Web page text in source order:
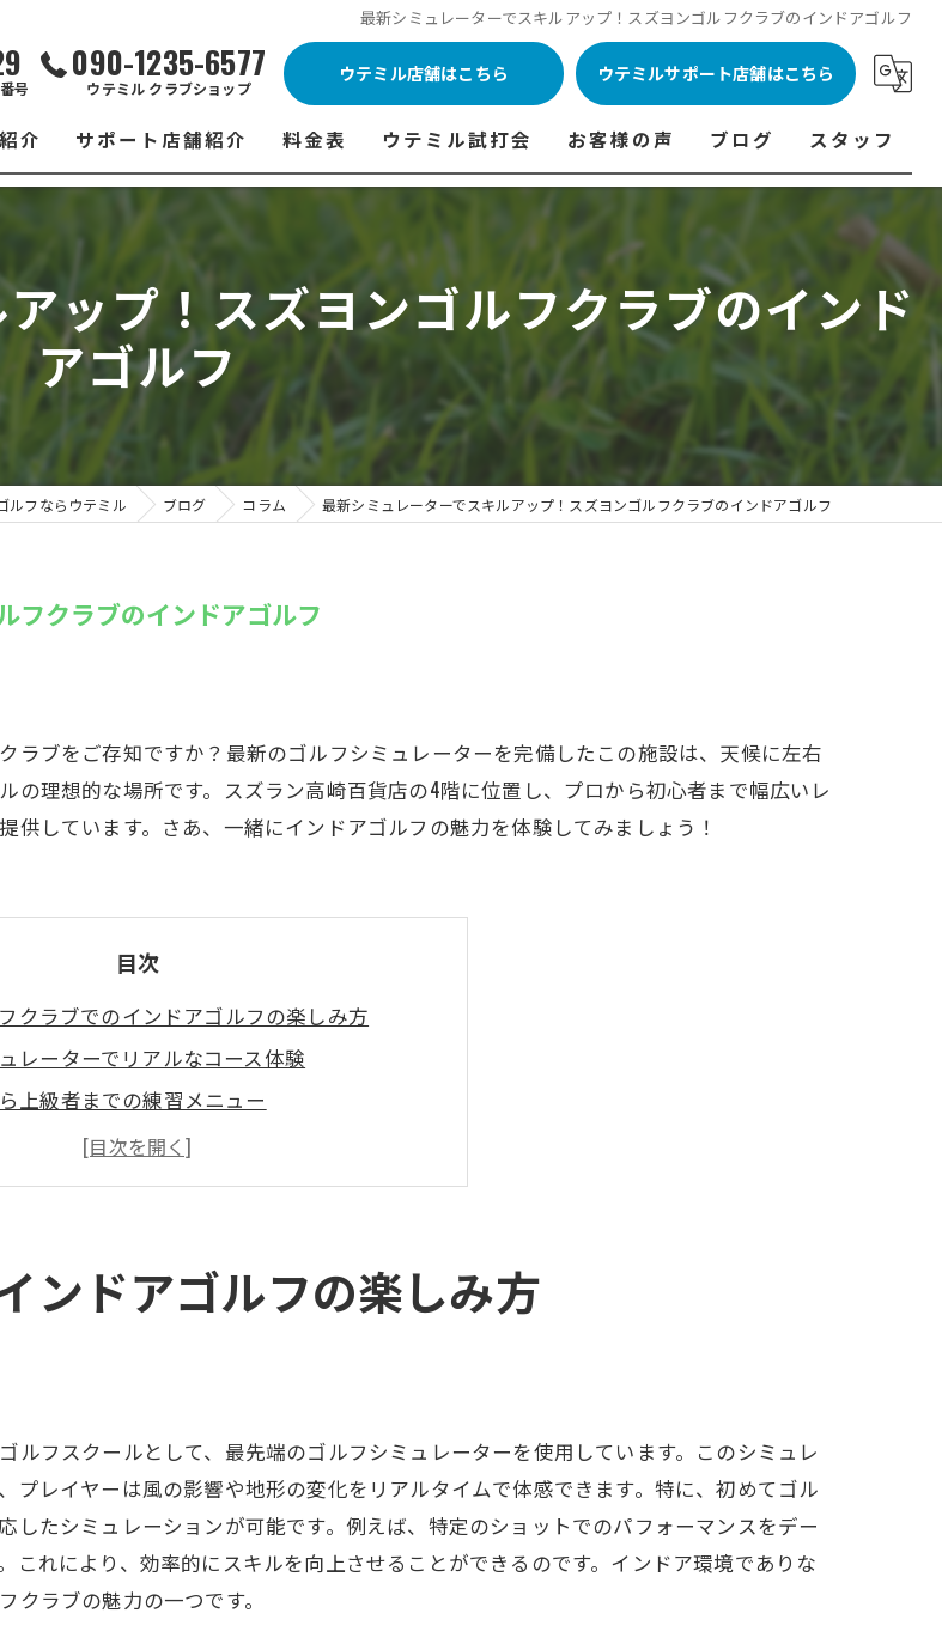
最新シミュレーターでスキルアップ！スズヨンゴルフクラブのインドアゴルフ
号
090-1235-6577
ウテミル クラブショップ
ウテミル店舗はこちら ウテミルサポート店舗はこちら
介
ル 浦安駅前店
ンドアゴルフ
ミルスクール高崎店
サポート店舗紹介
シミュレーションゴルフ Caddy
スズヨンゴルフクラブ(SUZU4-GOLFCLUB)
料金表
浦安駅前店 料金表
市原インドアゴルフ 料金表
ウテミルスクール高崎店 料金表
サポート店舗 料金表
シミュレーションゴルフ Caddy 料金表
Golfet亀有店 料金表
ウテミル試打会
ウテミル試打会とは・・・
ウテミル試打会日程
フィッテイング・試打会 商品ラインナップ一覧
よくある質問
試打会開催受付
お客様の声
フィッテイング・試打会参加者の声
ブログ スタッフ
代表あいさつ
ップ！スズヨンゴルフクラブのインド
アゴルフ
ルフならウテミル ブログ コラム 最新シミュレーターでスキルアップ！スズヨンゴルフクラブのインドアゴルフ
フクラブのインドアゴルフ
ラブをご存知ですか？最新のゴルフシミュレーターを完備したこの施設は、天候に左右
理想的な場所です。スズラン高崎百貨店の4階に位置し、プロから初心者まで幅広いレ
しています。さあ、一緒にインドアゴルフの魅力を体験してみましょう！
目次
クラブでのインドアゴルフの楽しみ方
レーターでリアルなコース体験
上級者までの練習メニュー
でのインドアゴルフイベント
トセッションの利点
新たな楽しみ方を発見
スクールで天候を気にせずスキルアップ
らではの集中環境
イング分析
グの継続がもたらす成果
愛好者におすすめのインドアゴルフスズヨン
ンドアゴルフの楽しみ方
フスクールとして、最先端のゴルフシミュレーターを使用しています。このシミュレ
レイヤーは風の影響や地形の変化をリアルタイムで体感できます。特に、初めてゴル
たシミュレーションが可能です。例えば、特定のショットでのパフォーマンスをデー
れにより、効率的にスキルを向上させることができるのです。インドア環境でありな
ラブの魅力の一つです。